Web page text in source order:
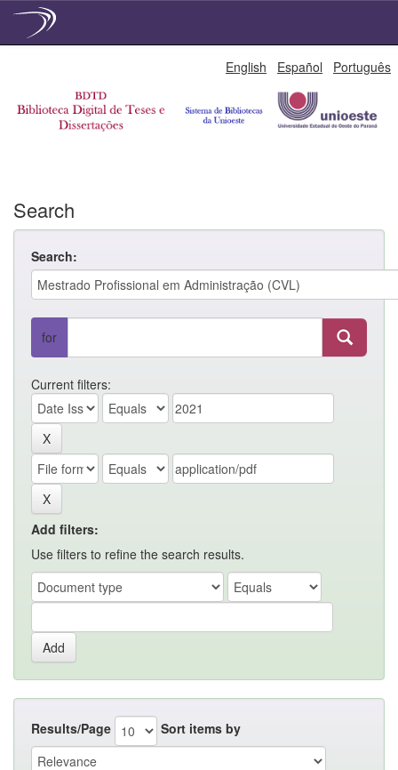
English Español Português
Search
Search:
for
Current filters:
Add filters:
Use filters to refine the search results.
Results/Page Sort items by